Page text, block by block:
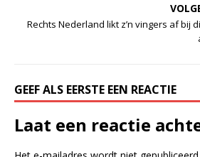
Rechts Nederland likt z’n vingers af bij
GEEF ALS EERSTE EEN REACTIE
Laat een reactie